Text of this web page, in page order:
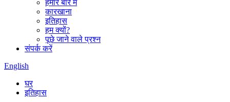
हमारे बारे में
कारखाना
इतिहास
हम क्यों?
पूछे जाने वाले प्रश्न
संपर्क करें
English
घर
इतिहास